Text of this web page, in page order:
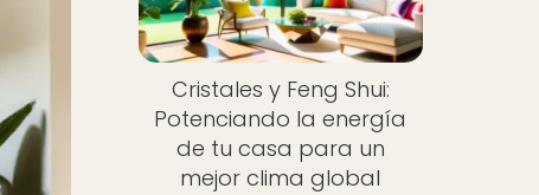
Cristales y Feng Shui:
Potenciando la energía
de tu casa para un
mejor clima global